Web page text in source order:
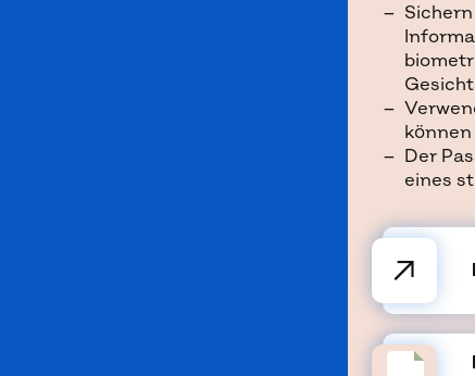
Der
eines
↗